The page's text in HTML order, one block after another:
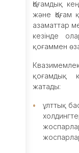
қызметі
Жұмыс
орындары
Есеп
беру
Халықпен
байланыc
Сыбайлас
қарсы
қызмет
Компанияның
Қоғамдық
және Қоғам
азаматтар
кезінде
қоғаммен
қоғамдық
жатады:
ұлттық